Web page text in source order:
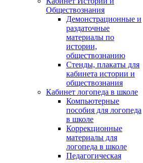
Обществознания
Демонстрационные и
раздаточные
материалы по
истории,
обществознанию
Стенды, плакаты для
кабинета истории и
обществознания
Кабинет логопеда в школе
Компьютерные
пособия для логопеда
в школе
Коррекционные
материалы для
логопеда в школе
Педагогическая